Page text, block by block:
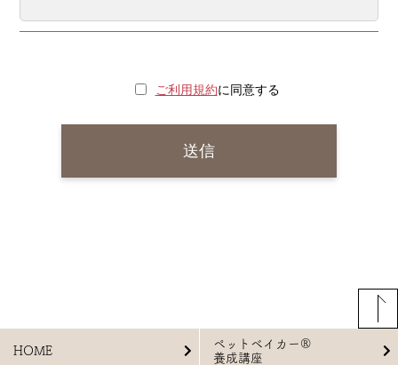
ご利用規約に同意する
HOME
ペットベイカー®
養成講座